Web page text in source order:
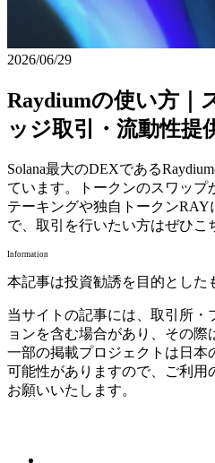
2026/06/29
Raydiumの使い方｜
ッジ取引・流動性提
Solana最大のDEXである
ています。トークンのスワップ
テーキングや独自トークン
で、取引を行いたい方はぜひこ
Information
本記事は投資勧誘を目的とした
当サイトの記事には、取引所・
ョンを含む場合があり、その際
一部の掲載プロジェクトは日本
可能性がありますので、ご利用
お願いいたします。